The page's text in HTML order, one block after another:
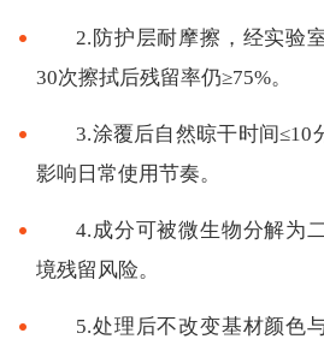
2.防护层耐摩擦，经实验
30次擦拭后残留率仍≥75%。
3.涂覆后自然晾干时间
影响日常使用节奏。
4.成分可被微生物分解为
境残留风险。
5.处理后不改变基材颜色